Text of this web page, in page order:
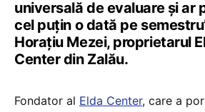
universală de evaluare și ar
cel puțin o dată pe
Horațiu Mezei, proprietarul
Center din Zalău.
Fondator al Elda Center, care a